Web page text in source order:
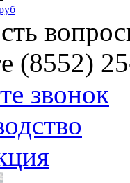
(8552)
звонок